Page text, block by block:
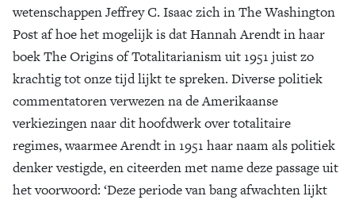
wetenschappen Jeffrey C. Isaac zich in The Washington
Post af hoe het mogelijk is dat Hannah Arendt in haar
boek The Origins of Totalitarianism uit 1951 juist zo
krachtig tot onze tijd lijkt te spreken. Diverse politiek
commentatoren verwezen na de Amerikaanse
verkiezingen naar dit hoofdwerk over totalitaire
regimes, waarmee Arendt in 1951 haar naam als politiek
denker vestigde, en citeerden met name deze passage uit
het voorwoord: ‘Deze periode van bang afwachten lijkt